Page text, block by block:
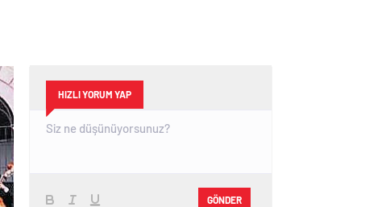
HIZLI YORUM YAP
GÖNDER